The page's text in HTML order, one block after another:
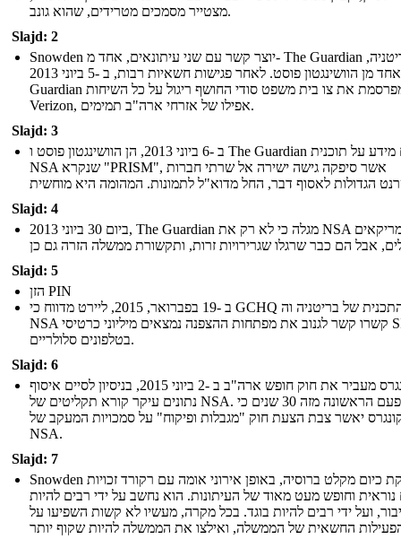
מצטייר מסמכים מטרידים, שהוא גונב.
Slajd: 2
Snowden יוצר קשר עם שני עיתונאים, אחד מ- The Guardian בבריטניה,
ואחד מן הוושינגטון פוסט. לאחר פגישות חשאיות רבות, ב -5 ביוני 2013, The
Guardian מפרסמת את צו בית משפט סודי החושף ריגול על כל השיחות
Verizon, אפילו של אזרחי ארה"ב תמימים.
Slajd: 3
ב -6 ביוני 2013, הן הוושינגטון פוסט ו The Guardian לפרסם מידע על תוכנית
NSA שנקרא "PRISM", אשר סיפקה גישה ישירה אל שרתי חברות
Slajd: 4
ביום 30 ביוני 2013, The Guardian מגלה כי לא רק את NSA רגל אמריקאים
Slajd: 5
הזן PIN
ב -19 בפברואר, 2015, ליירט מדווח כי GCHQ התכנית של בריטניה וה-
NSA קשרו קשר לגנוב את מפתחות ההצפנה נמצאים מיליוני כרטיסי SIM
בטלפונים סלולריים.
Slajd: 6
הקונגרס מעביר את חוק חופש ארה"ב ב -2 ביוני 2015, בניסיון לסיים איסוף
נתונים עיקר קורא תקליטים של NSA. זו הפעם הראשונה מזה 30 שנים כי
יאשר צבת הצעת חוק "מגבלות ופיקוח" על סמכויות המעקב של
NSA.
Slajd: 7
Snowden מוענקת כיום מקלט ברוסיה, באופן אירוני אומה עם רקורד זכויות
וחופש מעט מאוד של העיתונות. הוא נחשב על ידי רבים להיות
ועל ידי רבים להיות בוגד. בכל מקרה, מעשיו לא קשות השפיעו על